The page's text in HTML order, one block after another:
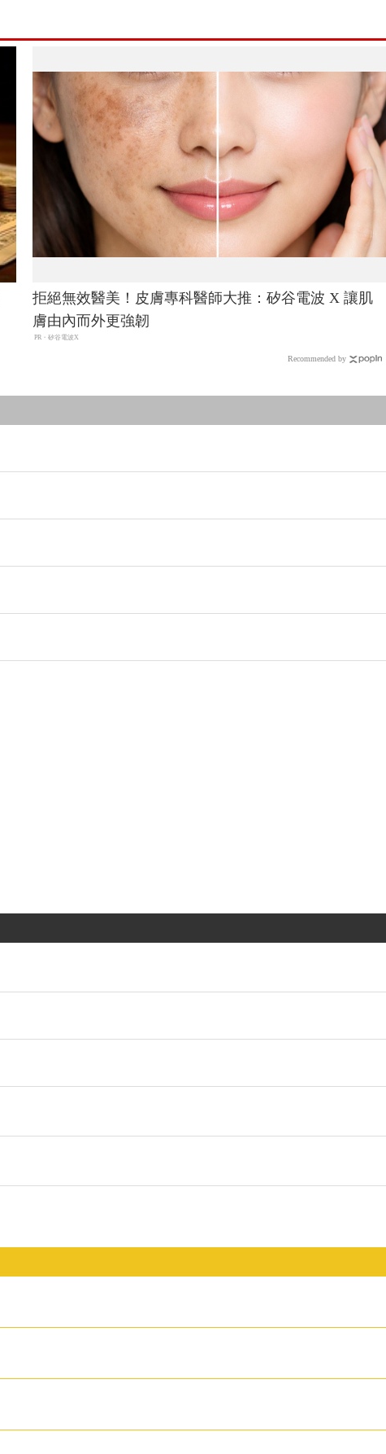
拒絕無效醫美！皮膚專科醫師大推：矽谷電波 X 讓肌
膚由內而外更強韌
PR・矽谷電波X
Recommended by